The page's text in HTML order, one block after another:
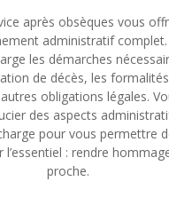
après obsèques vous
administratif
les démarches
de décès, les
obligations légales.
des aspects
pour vous permettre
l’essentiel : rendre
proche.